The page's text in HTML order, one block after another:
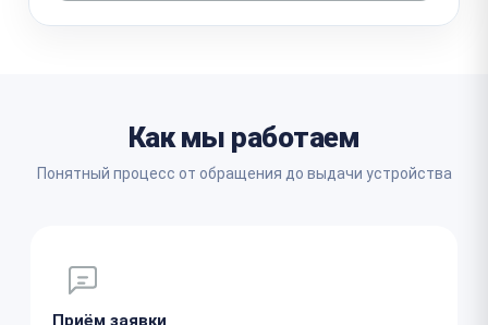
Как мы работаем
Понятный процесс от обращения до выдачи устройства
Приём заявки